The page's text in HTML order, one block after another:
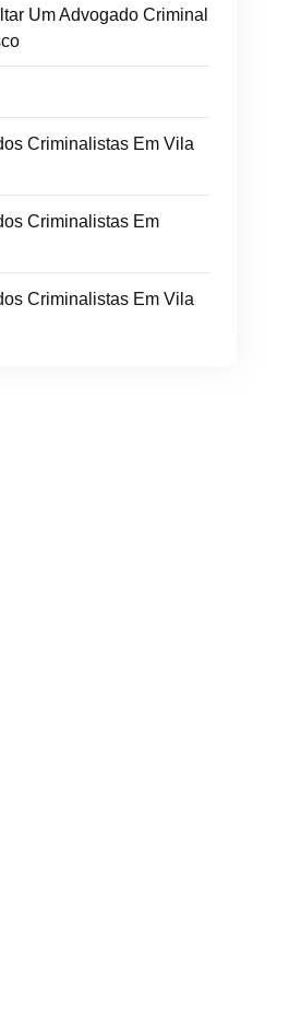
Um Advogado Criminal
Criminalistas Em Vila
Criminalistas Em
Criminalistas Em Vila